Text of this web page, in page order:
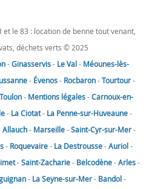
le 83 : location de benne tout venant,
déchets verts © 2025
-Ginasservis- Le Val- Méounes-lès-
- Évenos- Rocbaron-Tourtour-
Toulon- Mentions légales-Carnoux-en-
- La Ciotat- La Penne-sur-Huveaune-
Allauch- Marseille-Saint-Cyr-sur-Mer-
- Roquevaire- La Destrousse-Auriol-
-Saint-Zacharie- Belcodène-Arles-
- La Seyne-sur-Mer- Bandol-